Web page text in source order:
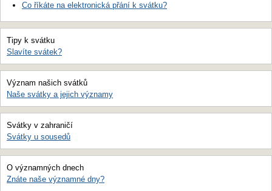
Co říkáte na elektronická přání k svátku?
Tipy k svátku
Slavíte svátek?
Význam našich svátků
Naše svátky a jejich významy
Svátky v zahraničí
Svátky u sousedů
O významných dnech
Znáte naše významné dny?